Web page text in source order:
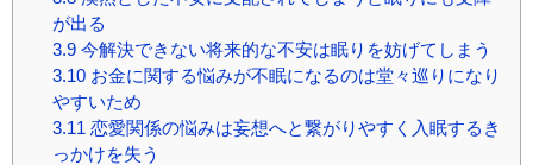
が出る
3.9今解決できない将来的な不安は眠りを妨げてしまう
3.10お金に関する悩みが不眠になるのは堂々巡りになり
やすいため
3.11 恋愛関係の悩みは妄想へと繋がりやすく入眠するき
っかけを失う